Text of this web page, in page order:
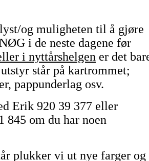
og muligheten til å gjøre
i de neste dagene før
i nyttårshelgen er det
står på kartrommet;
pappunderlag osv.
Erik 920 39 377 eller
845 om du har noen
plukker vi ut nye farger og